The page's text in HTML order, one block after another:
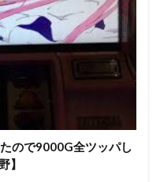
ので9000G全ツッパし
】